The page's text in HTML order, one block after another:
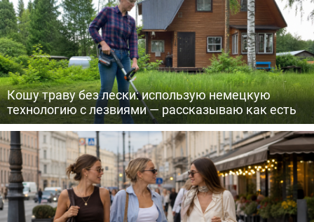
Кошу траву без лески: использую немецкую
технологию с лезвиями — рассказываю как есть